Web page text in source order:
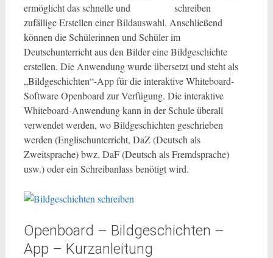
ermöglicht das schnelle und
zufällige Erstellen einer Bildauswahl. Anschließend
können die Schülerinnen und Schüler im
Deutschunterricht aus den Bilder eine Bildgeschichte
erstellen. Die Anwendung wurde übersetzt und steht als
„Bildgeschichten“-App für die interaktive Whiteboard-
Software Openboard zur Verfügung. Die interaktive
Whiteboard-Anwendung kann in der Schule überall
verwendet werden, wo Bildgeschichten geschrieben
werden (Englischunterricht, DaZ (Deutsch als
Zweitsprache) bwz. DaF (Deutsch als Fremdsprache)
usw.) oder ein Schreibanlass benötigt wird.
Openboard – Bildgeschichten –
App – Kurzanleitung